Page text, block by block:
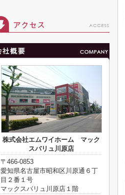
株式会社エムワイホーム マック
スバリュ川原店
〒466-0853
愛知県名古屋市昭和区川原通６丁
目２番１号
マックスバリュ川原店１階